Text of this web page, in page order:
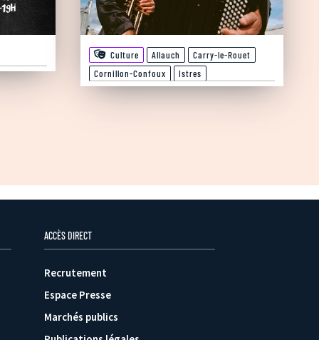
Culture Allauch
Carry-le-Rouet
Cornillon-Confoux
Istres
ACCÈS DIRECT
Recrutement
Espace Presse
Marchés publics